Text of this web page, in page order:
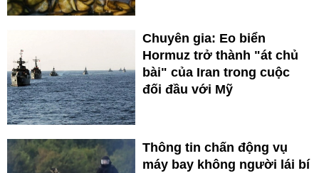
Chuyên gia: Eo biển
Hormuz trở thành "át chủ
bài" của Iran trong cuộc
đối đầu với Mỹ
Thông tin chấn động vụ
máy bay không người lái bí